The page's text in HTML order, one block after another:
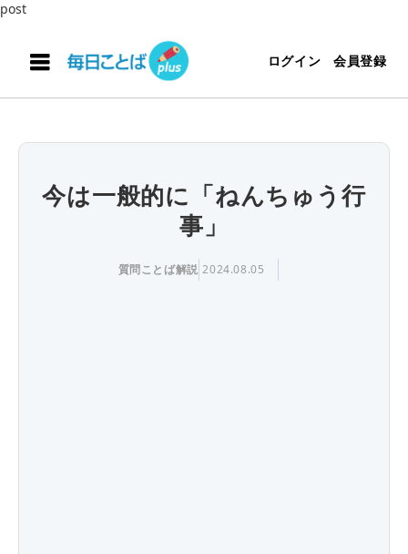
post
ログイン 会員登録
今は一般的に「ねんちゅう行
事」
質問ことば解説 2024.08.05